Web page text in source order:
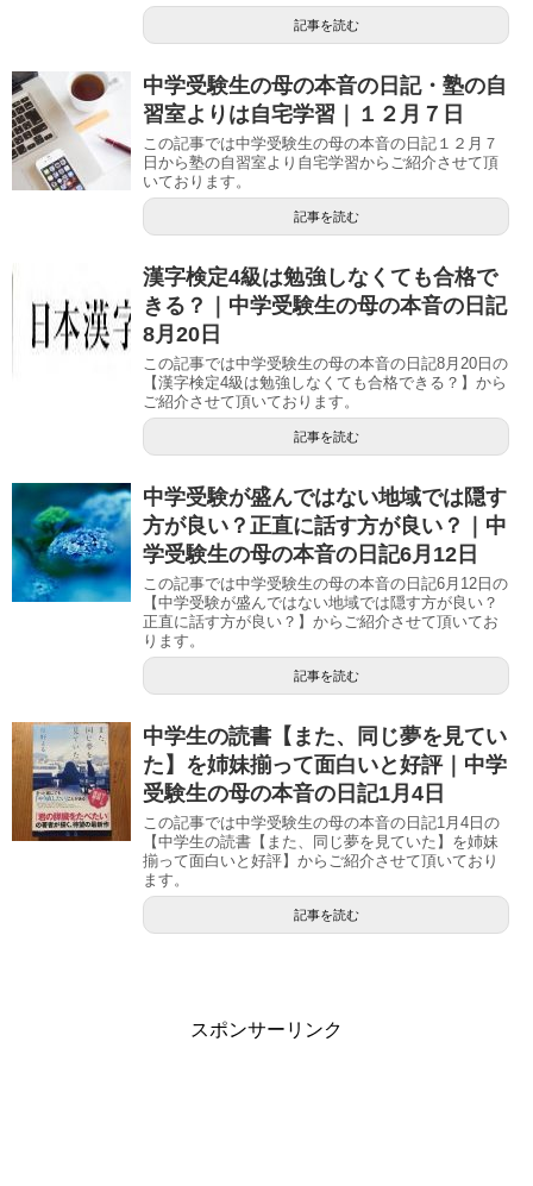
記事を読む
中学受験生の母の本音の日記・塾の自
習室よりは自宅学習｜１２月７日
この記事では中学受験生の母の本音の日記１２月７
日から塾の自習室より自宅学習からご紹介させて頂
いております。
記事を読む
漢字検定4級は勉強しなくても合格で
きる？｜中学受験生の母の本音の日記
8月20日
この記事では中学受験生の母の本音の日記8月20日の
【漢字検定4級は勉強しなくても合格できる？】から
ご紹介させて頂いております。
記事を読む
中学受験が盛んではない地域では隠す
方が良い？正直に話す方が良い？｜中
学受験生の母の本音の日記6月12日
この記事では中学受験生の母の本音の日記6月12日の
【中学受験が盛んではない地域では隠す方が良い？
正直に話す方が良い？】からご紹介させて頂いてお
ります。
記事を読む
中学生の読書【また、同じ夢を見てい
た】を姉妹揃って面白いと好評｜中学
受験生の母の本音の日記1月4日
この記事では中学受験生の母の本音の日記1月4日の
【中学生の読書【また、同じ夢を見ていた】を姉妹
揃って面白いと好評】からご紹介させて頂いており
ます。
記事を読む
スポンサーリンク